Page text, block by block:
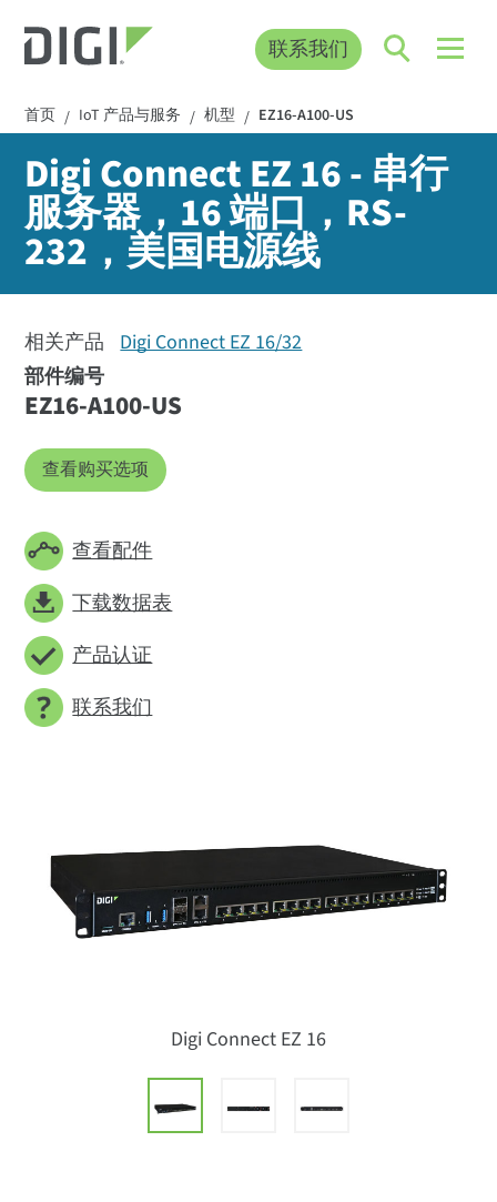
联系我们
首页 / IoT 产品与服务 / 机型 / EZ16-A100-US
Digi Connect EZ 16 - 串行
服务器，16 端口，RS-
232，美国电源线
相关产品 Digi Connect EZ 16/32
Digi Connect EZ 16
部件编号
EZ16-A100-US
查看购买选项
查看配件
下载数据表
产品认证
联系我们